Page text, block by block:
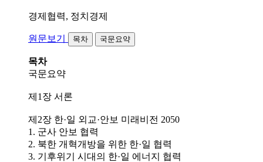
경제협력, 정치경제
원문보기 목차 국문요약
목차
국문요약
제1장 서론
제2장 한·일 외교·안보 미래비전 2050
1. 군사 안보 협력
2. 북한 개혁개방을 위한 한·일 협력
3. 기후위기 시대의 한·일 에너지 협력